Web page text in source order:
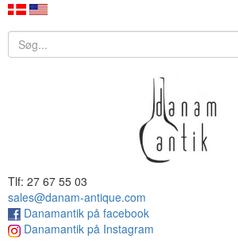
Tlf: 27 67 55 03
sales@danam-antique.com
Danamantik på facebook
Danamantik på Instagram